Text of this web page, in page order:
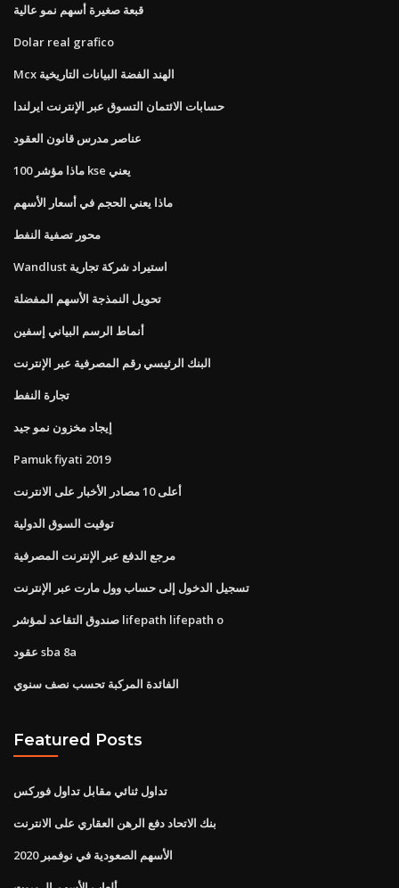
قبعة صغيرة أسهم نمو عالية
Dolar real grafico
Mcx الهند الفضة البيانات التاريخية
حسابات الائتمان التسوق عبر الإنترنت ايرلندا
عناصر مدرس قانون العقود
ماذا مؤشر 100 kse يعني
ماذا يعني الحجم في أسعار الأسهم
محور تصفية النفط
Wandlust استيراد شركة تجارية
تحويل النمذجة الأسهم المفضلة
أنماط الرسم البياني إسفين
البنك الرئيسي رقم المصرفية عبر الإنترنت
تجارة النفط
إيجاد مخزون نمو جيد
Pamuk fiyati 2019
أعلى 10 مصادر الأخبار على الانترنت
توقيت السوق الدولية
مرجع الدفع عبر الإنترنت المصرفية
تسجيل الدخول إلى حساب وول مارت عبر الإنترنت
صندوق التقاعد لمؤشر lifepath lifepath o
عقود sba 8a
الفائدة المركبة تحسب نصف سنوي
Featured Posts
تداول ثنائي مقابل تداول فوركس
بنك الاتحاد دفع الرهن العقاري على الانترنت
الأسهم الصعودية في نوفمبر 2020